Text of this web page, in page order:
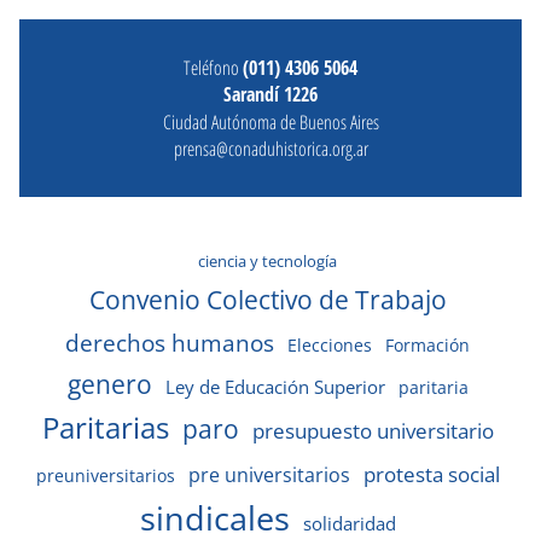
Teléfono(011) 4306 5064
Sarandí 1226
Ciudad Autónoma de Buenos Aires
prensa@conaduhistorica.org.ar
ciencia y tecnología
Convenio Colectivo de Trabajo
derechos humanos Elecciones Formación
genero Ley de Educación Superior paritaria
Paritarias paro presupuesto universitario
preuniversitarios pre universitarios protesta social
sindicales solidaridad